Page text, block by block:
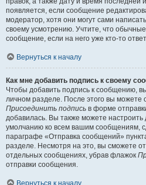
появляется, если сообщение
модератор, хотя они могут сами
своему усмотрению. Учтите, что
сообщение, если на него уже кто-то
Вернуться к началу
Как мне добавить подпись к своему
Чтобы добавить подпись к сообщению,
личном разделе. После этого вы можете
Присоединить подпись в форме
добавилась. Вы также можете
умолчанию ко всем вашим сообщениям,
параграфе «Отправка сообщений»
разделе. Несмотря на это, вы сможете
отдельных сообщениях, убрав флажок
отправки сообщения.
Вернуться к началу